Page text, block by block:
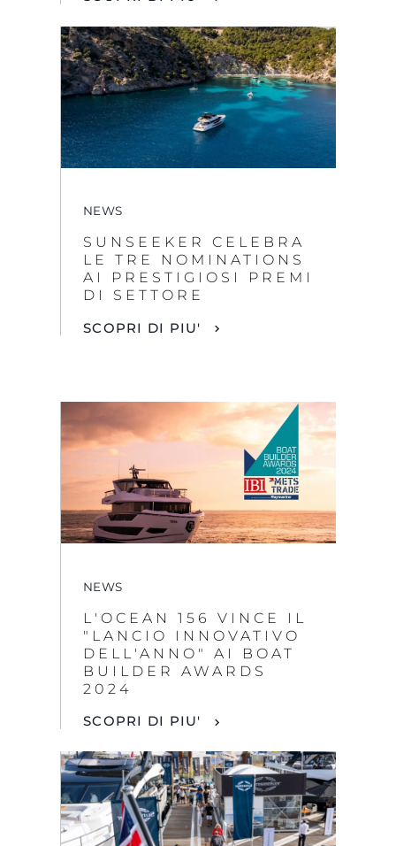
NEWS
SUNSEEKER CELEBRA
LE TRE NOMINATIONS
AI PRESTIGIOSI PREMI
DI SETTORE
SCOPRI DI PIU'
NEWS
L'OCEAN 156 VINCE IL
"LANCIO INNOVATIVO
DELL'ANNO" AI BOAT
BUILDER AWARDS
2024
SCOPRI DI PIU'